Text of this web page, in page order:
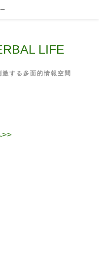
LIFE
する多面的情報空間
>>